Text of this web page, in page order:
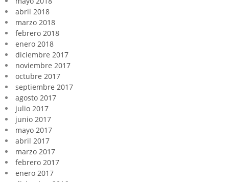
abril 2018
marzo 2018
febrero 2018
enero 2018
diciembre 2017
noviembre 2017
octubre 2017
septiembre 2017
agosto 2017
julio 2017
junio 2017
mayo 2017
abril 2017
marzo 2017
febrero 2017
enero 2017